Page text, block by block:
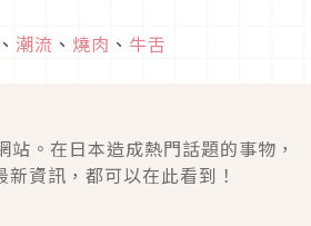
、 潮流 、 燒肉 、 牛舌
。在日本造成熱門話題的事物，
資訊，都可以在此看到！